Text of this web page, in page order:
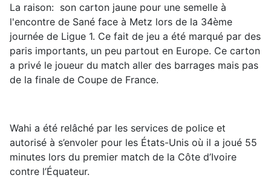
La raison: son carton jaune pour une semelle à
l'encontre de Sané face à Metz lors de la 34ème
journée de Ligue 1. Ce fait de jeu a été marqué par des
paris importants, un peu partout en Europe. Ce carton
a privé le joueur du match aller des barrages mais pas
de la finale de Coupe de France.
Wahi a été relâché par les services de police et
autorisé à s’envoler pour les États-Unis où il a joué 55
minutes lors du premier match de la Côte d’Ivoire
contre l’Équateur.